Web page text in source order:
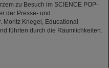
zu Besuch im SCIENCE POP-
der Presse- und
Moritz Kriegel, Educational
führten durch die Räumlichkeiten.